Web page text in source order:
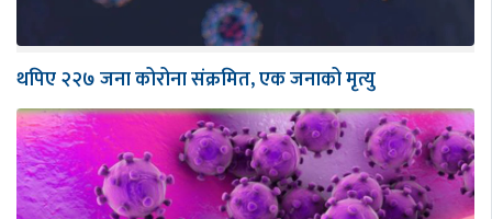
थपिए २२७ जना कोरोना संक्रमित, एक जनाको मृत्यु